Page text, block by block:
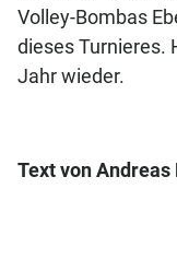
Volley-Bombas
dieses Turnieres.
Jahr wieder.
Text von Andreas